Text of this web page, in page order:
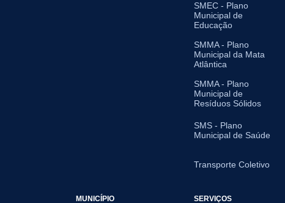
SMEC - Plano
Municipal de
Educação
SMMA - Plano
Municipal da Mata
Atlântica
SMMA - Plano
Municipal de
Resíduos Sólidos
SMS - Plano
Municipal de Saúde
Transporte Coletivo
MUNICÍPIO SERVIÇOS